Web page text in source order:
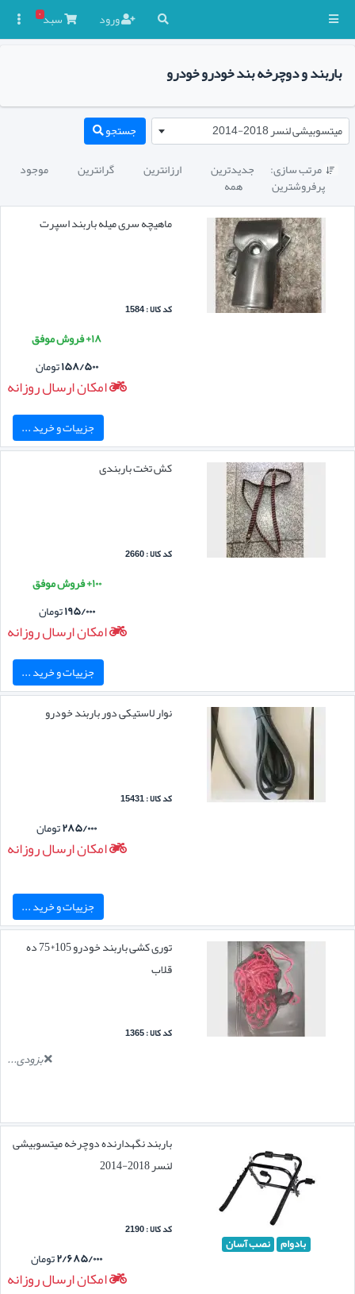
ورود سبد۰
باربند و دوچرخه بند خودرو خودرو
میتسوبیشی لنسر 2018-2014 جستجو
 مرتب سازی: جدیدترین ارزانترین گرانترین موجود
پرفروشترین
همه
ماهیچه سری میله باربند اسپرت
کد کالا : 1584
۱۸+ فروش موفق
۱۵۸/۵۰۰تومان
امکان ارسال روزانه
جزییات و خرید ...
کش تخت باربندی
کد کالا : 2660
۱۰۰+ فروش موفق
۱۹۵/۰۰۰تومان
امکان ارسال روزانه
جزییات و خرید ...
نوار لاستیکی دور باربند خودرو
کد کالا : 15431
۲۸۵/۰۰۰تومان
امکان ارسال روزانه
جزییات و خرید ...
توری کشی باربند خودرو 105*75 ده
قلاب
کد کالا : 1365
بزودی...
بادوام نصب آسان
باربند نگهدارنده دوچرخه میتسوبیشی
لنسر 2018-2014
کد کالا : 2190
۲/۶۸۵/۰۰۰تومان
امکان ارسال روزانه